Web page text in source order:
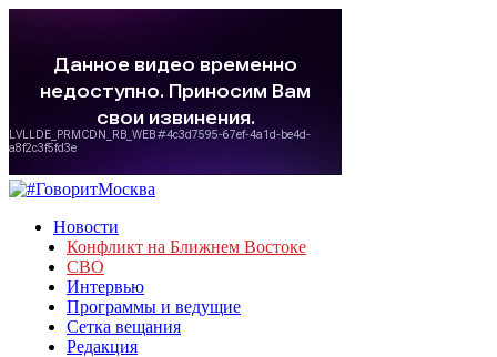
Новости
Конфликт на Ближнем Востоке
СВО
Интервью
Программы и ведущие
Сетка вещания
Редакция